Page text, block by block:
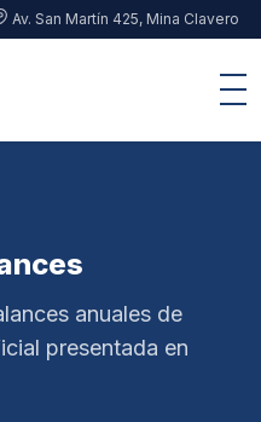
Av. San Martín 425, Mina Clavero
anuales de
presentada en